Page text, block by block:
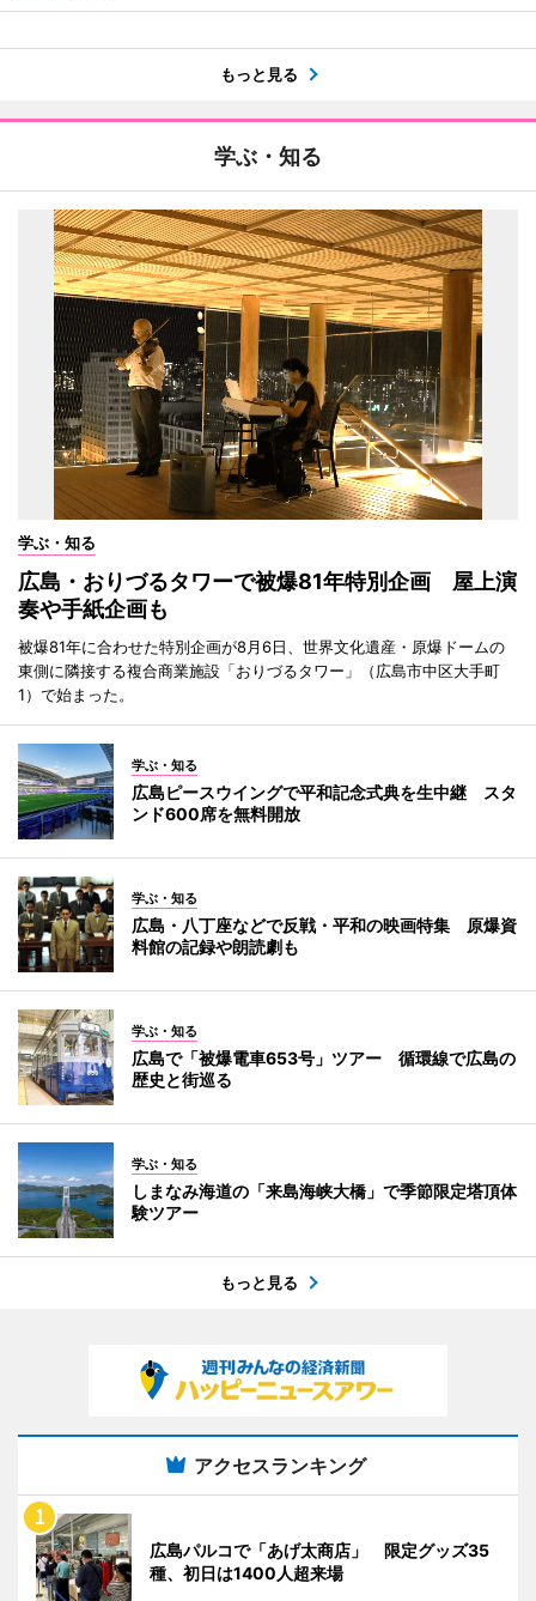
もっと見る
学ぶ・知る
学ぶ・知る
広島・おりづるタワーで被爆81年特別企画 屋上演
奏や手紙企画も
被爆81年に合わせた特別企画が8月6日、世界文化遺産・原爆ドームの
東側に隣接する複合商業施設「おりづるタワー」（広島市中区大手町
1）で始まった。
学ぶ・知る
広島ピースウイングで平和記念式典を生中継 スタ
ンド600席を無料開放
学ぶ・知る
広島・八丁座などで反戦・平和の映画特集 原爆資
料館の記録や朗読劇も
学ぶ・知る
広島で「被爆電車653号」ツアー 循環線で広島の
歴史と街巡る
学ぶ・知る
しまなみ海道の「来島海峡大橋」で季節限定塔頂体
験ツアー
もっと見る
アクセスランキング
広島パルコで「あげ太商店」 限定グッズ35
種、初日は1400人超来場